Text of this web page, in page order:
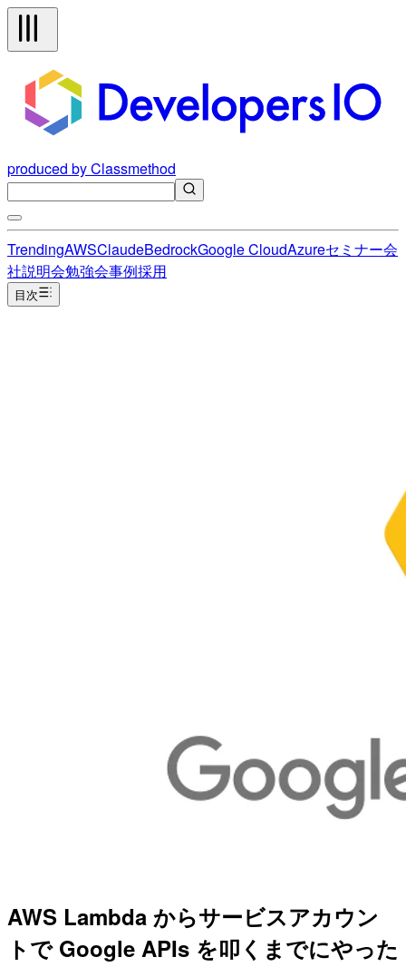
produced by Classmethod
TrendingAWSClaudeBedrockGoogle CloudAzureセミナー会
社説明会勉強会事例採用
目次
AWS Lambda からサービスアカウン
トで Google APIs を叩くまでにやった